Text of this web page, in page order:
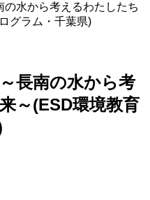
水から考えるわたしたち
グラム・千葉県)
長南の水から考
～(ESD環境教育